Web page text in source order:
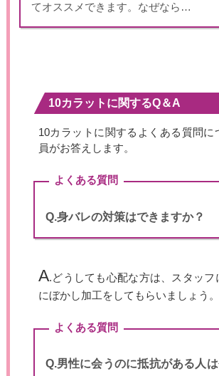
てオススメできます。なぜなら…
10カラットに関するQ＆A
10カラットに関するよくある質問に
員がお答えします。
よくある質問
Q.身バレの対策はできますか？
A.どうしても心配な方は、スタッフ
にぼかし加工をしてもらいましょう。
よくある質問
Q.男性に会うのに抵抗がある人